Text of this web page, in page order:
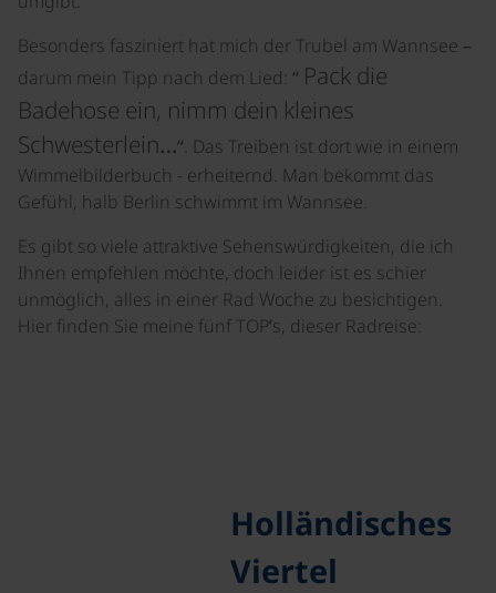
Besonders fasziniert hat mich der Trubel am Wannsee –
darum mein Tipp nach dem Lied: “ Pack die
Badehose ein, nimm dein kleines
Schwesterlein…“. Das Treiben ist dort wie in einem
Wimmelbilderbuch - erheiternd. Man bekommt das
Gefühl, halb Berlin schwimmt im Wannsee.
Es gibt so viele attraktive Sehenswürdigkeiten, die ich
Ihnen empfehlen möchte, doch leider ist es schier
unmöglich, alles in einer Rad Woche zu besichtigen.
Hier finden Sie meine fünf TOP’s, dieser Radreise:
Holländisches
Viertel